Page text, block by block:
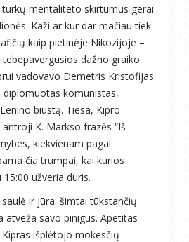
mentaliteto skirtumus gerai
Kaži ar kur dar mačiau tiek
kaip pietinėje Nikozijoje –
dažno graiko
vadovavo Demetris Kristofijas
diplomuotas komunistas,
biustą. Tiesa, Kipro
K. Markso frazės “Iš
kiekvienam pagal
čia trumpai, kai kurios
užveria duris.
saulė ir jūra: šimtai tūkstančių
atveža savo pinigus. Apetitas
išplėtojo mokesčių